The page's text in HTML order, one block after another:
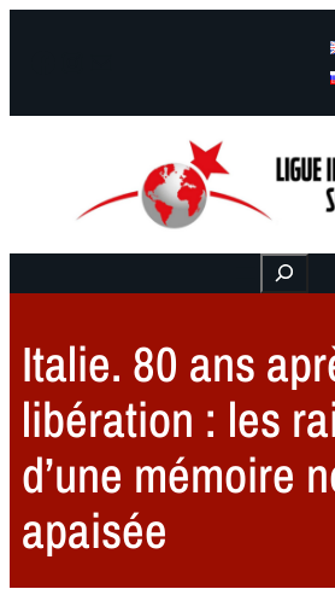
Buscar
Italie. 80 ans
libération : les
d’une mémoire
apaisée